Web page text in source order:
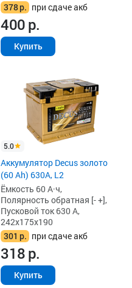
378р. при сдаче акб
400р.
Купить
5.0
Аккумулятор Decus золото
(60 Ah) 630A, L2
Ёмкость 60 А·ч,
Полярность обратная [- +],
Пусковой ток 630 А,
242x175x190
301 р. при сдаче акб
318р.
Купить